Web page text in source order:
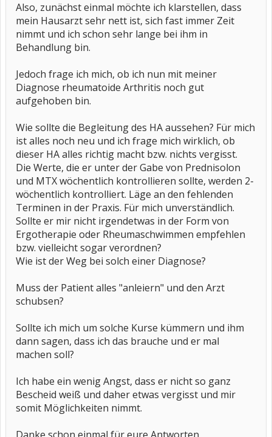
Also, zunächst einmal möchte ich klarstellen, dass
mein Hausarzt sehr nett ist, sich fast immer Zeit
nimmt und ich schon sehr lange bei ihm in
Behandlung bin.
Jedoch frage ich mich, ob ich nun mit meiner
Diagnose rheumatoide Arthritis noch gut
aufgehoben bin.
Wie sollte die Begleitung des HA aussehen? Für mich
ist alles noch neu und ich frage mich wirklich, ob
dieser HA alles richtig macht bzw. nichts vergisst.
Die Werte, die er unter der Gabe von Prednisolon
und MTX wöchentlich kontrollieren sollte, werden 2-
wöchentlich kontrolliert. Läge an den fehlenden
Terminen in der Praxis. Für mich unverständlich.
Sollte er mir nicht irgendetwas in der Form von
Ergotherapie oder Rheumaschwimmen empfehlen
bzw. vielleicht sogar verordnen?
Wie ist der Weg bei solch einer Diagnose?
Muss der Patient alles "anleiern" und den Arzt
schubsen?
Sollte ich mich um solche Kurse kümmern und ihm
dann sagen, dass ich das brauche und er mal
machen soll?
Ich habe ein wenig Angst, dass er nicht so ganz
Bescheid weiß und daher etwas vergisst und mir
somit Möglichkeiten nimmt.